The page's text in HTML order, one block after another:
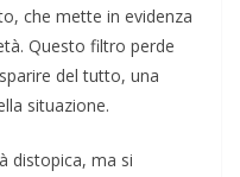
che mette in evidenza
Questo filtro perde
del tutto, una
situazione.
distopica, ma si